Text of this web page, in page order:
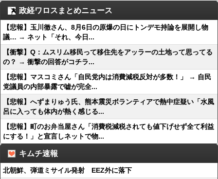
政経ワロスまとめニュース
【悲報】玉川徹さん、8月6日の原爆の日にトンデモ持論を展開し物
議… → ネット「それ、今日...
【衝撃】Q：ムスリム移民って移住先をアッラーの土地って思ってる
の？ → 衝撃の回答がコチラ...
【悲報】マスコミさん「自民党内は消費減税反対が多数！」 → 自民
党議員の内部暴露で嘘が完全...
【悲報】へずまりゅう氏、熊本震災ボランティアで熱中症疑い「水風
呂に入っても体内が熱く感じる...
【悲報】町のお弁当屋さん「消費税減税されても値下げせず全て利益
にする！」と宣言しネットで物...
キムチ速報
北朝鮮、弾道ミサイル発射 EEZ外に落下